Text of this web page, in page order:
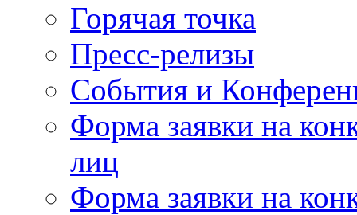
Горячая точка
Пресс-релизы
События и
Форма заявки на
лиц
Форма заявки на